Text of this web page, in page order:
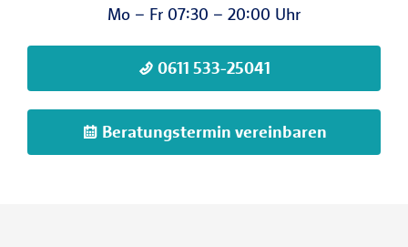
Mo – Fr 07:30 – 20:00 Uhr
0611 533-25041
Beratungstermin vereinbaren